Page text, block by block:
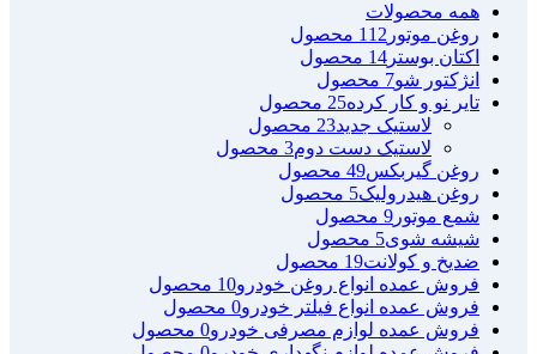
همه محصولات
روغن موتور 112 محصول
اکتان بوستر 14 محصول
انژکتور شو7 محصول
تایر نو و کار کرده25 محصول
لاستیک جدید23 محصول
لاستیک دست دوم3 محصول
روغن گیربکس49 محصول
روغن هیدرولیک5 محصول
شمع موتور 9 محصول
شیشه شوی5 محصول
ضدیخ و کولانت19 محصول
فروش عمده انواع روغن خودرو10 محصول
فروش عمده انواع فیلتر خودرو0 محصول
فروش عمده لوازم مصرفی خودرو0 محصول